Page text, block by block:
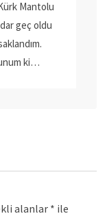
Mantolu
geç oldu
ki…
alanlar * ile